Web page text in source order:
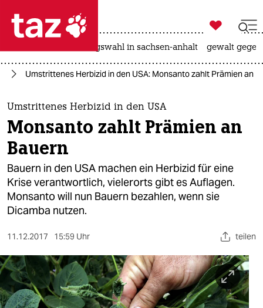
 taz zahl ich
taz zahl ich
themen
politik
öko
gesellschaft
kultur
sport
berlin
nord

taz zahl ich
landtagswahl in sachsen-anhalt gewalt
Umstrittenes Herbizid in den USA: Monsanto zahlt Prämien an
Umstrittenes Herbizid in den USA
Monsanto zahlt Prämien an
Bauern
Bauern in den USA machen ein Herbizid für eine
Krise verantwortlich, vielerorts gibt es Auflagen.
Monsanto will nun Bauern bezahlen, wenn sie
Dicamba nutzen.
11.12.2017 15:59 Uhr teilen